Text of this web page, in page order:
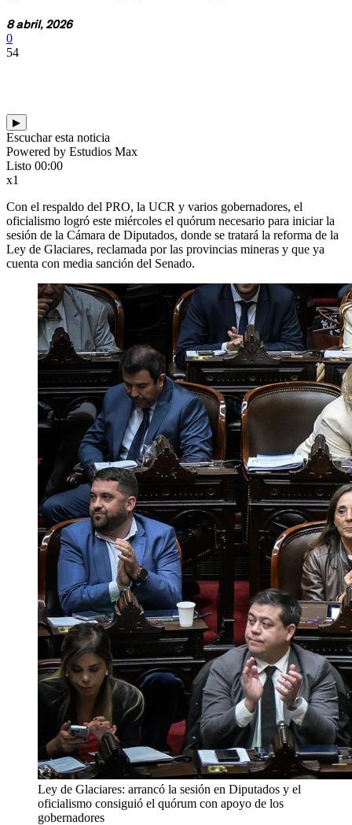
8 abril, 2026
0
54
▶
Escuchar esta noticia
Powered by Estudios Max
Listo 00:00
x1
Con el respaldo del PRO, la UCR y varios gobernadores, el
oficialismo logró este miércoles el quórum necesario para iniciar la
sesión de la Cámara de Diputados, donde se tratará la reforma de la
Ley de Glaciares, reclamada por las provincias mineras y que ya
cuenta con media sanción del Senado.
Ley de Glaciares: arrancó la sesión en Diputados y el
oficialismo consiguió el quórum con apoyo de los
gobernadores